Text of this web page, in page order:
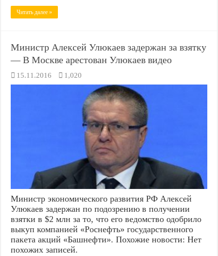
Читать далее »
Министр Алексей Улюкаев задержан за взятку
— В Москве арестован Улюкаев видео
15.11.2016 1,020
Министр экономического развития РФ Алексей
Улюкаев задержан по подозрению в получении
взятки в $2 млн за то, что его ведомство одобрило
выкуп компанией «Роснефть» государственного
пакета акций «Башнефти». Похожие новости: Нет
похожих записей.